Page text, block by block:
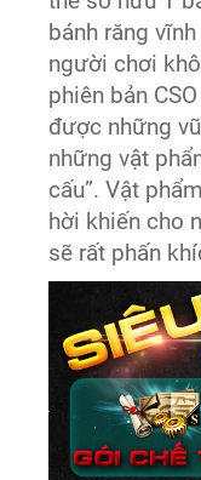
bánh răng
người chơi
phiên bản
được những
những vật
cấu”. Vật
hời khiến cho
sẽ rất phấn